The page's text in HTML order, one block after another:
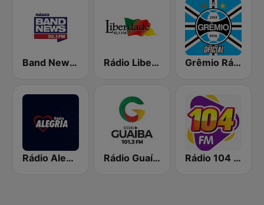
Band News FM - 99.3 Porto Alegre Rádio Liberdade FM Grêmio Rádio Umbro
Rádio Alegria Porto Alegre Rádio Guaíba Rádio 104 FM